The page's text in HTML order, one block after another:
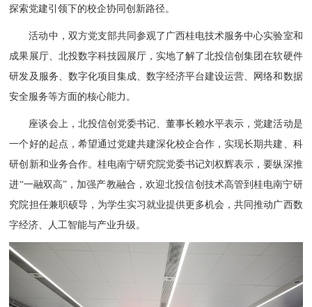
探索党建引领下的校企协同创新路径。
活动中，双方党支部共同参观了广西桂电技术服务中心实验室和
成果展厅、北投数字科技园展厅，实地了解了北投信创集团在软硬件
研发及服务、数字化项目集成、数字经济平台建设运营、网络和数据
安全服务等方面的核心能力。
座谈会上，北投信创党委书记、董事长赖水平表示，党建活动是
一个好的起点，希望通过党建共建深化校企合作，实现长期共建、科
研创新和业务合作。桂电南宁研究院党委书记刘权辉表示，要纵深推
进“一融双高”，加强产教融合，欢迎北投信创技术高管到桂电南宁研
究院担任兼职硕导，为学生实习就业提供更多机会，共同推动广西数
字经济、人工智能与产业升级。